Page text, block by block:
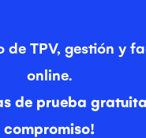
de TPV, gestión y
online.
de prueba
compromiso!